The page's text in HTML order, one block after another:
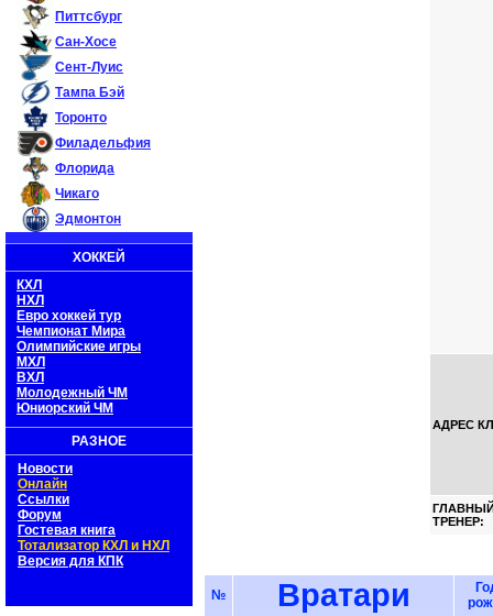
Питтсбург
Сан-Хосе
Сент-Луис
Тампа Бэй
Торонто
Филадельфия
Флорида
Чикаго
Эдмонтон
ХОККЕЙ
КХЛ
НХЛ
Евро хоккей тур
Чемпионат Мира
Олимпийские игры
МХЛ
ВХЛ
Молодежный ЧМ
Юниорский ЧМ
РАЗНОЕ
Новости
Онлайн
Ссылки
Форум
Гостевая книга
Тотализатор КХЛ и НХЛ
Версия для КПК
АДРЕС
ТРЕНЕР:
№ Вратари